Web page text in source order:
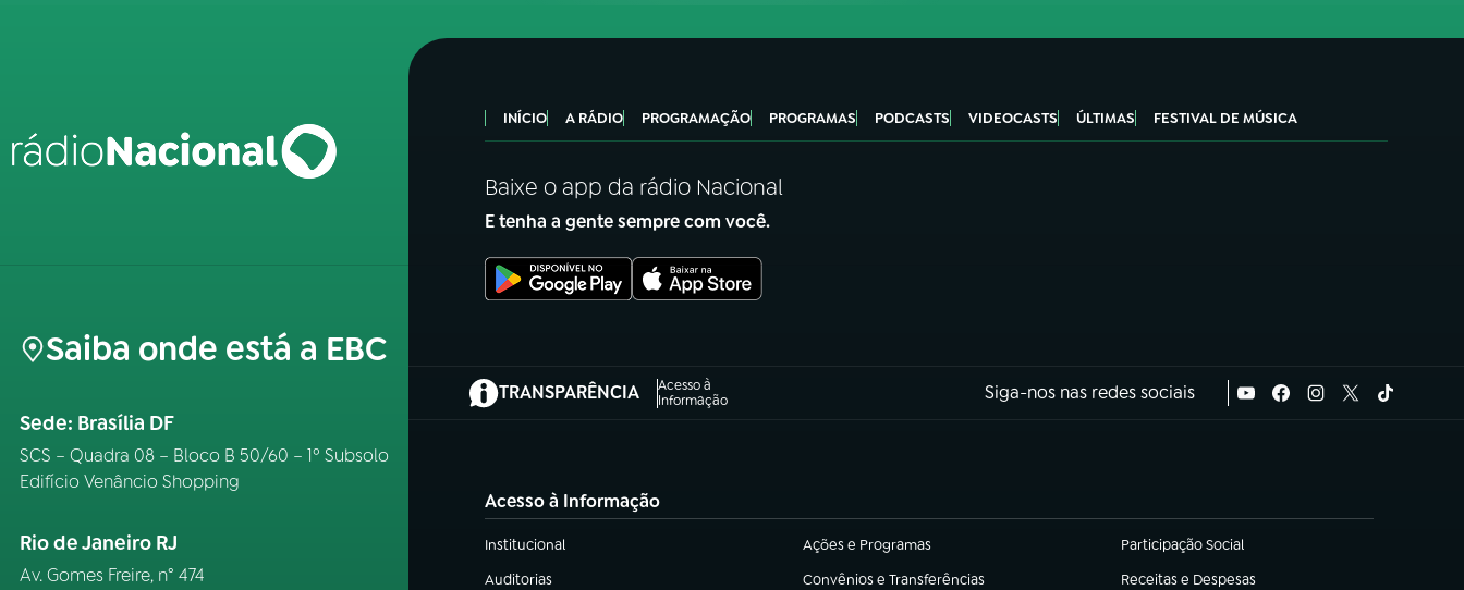
Saiba onde está a EBC
Sede: Brasília DF
SCS – Quadra 08 – Bloco B 50/60 – 1º Subsolo
Edifício Venâncio Shopping
Rio de Janeiro RJ
Av. Gomes Freire, n° 474
INÍCIO A RÁDIO PROGRAMAÇÃO PROGRAMAS PODCASTS VIDEOCASTS ÚLTIMAS FESTIVAL DE MÚSICA
Baixe o app da rádio Nacional
E tenha a gente sempre com você.
TRANSPARÊNCIA
Acesso à
Informação
(abre em nova aba) Siga-nos nas redes sociais
Acesso à Informação
Institucional
(abre em nova aba) Ações e Programas
(abre em nova aba) Participação Social
(abre em nova aba)
Auditorias
(abre em nova aba) Convênios e Transferências
(abre em nova aba) Receitas e Despesas
(abre em nova aba)